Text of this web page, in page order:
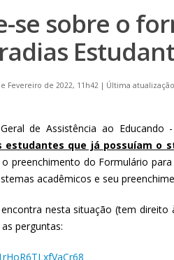
se sobre o
Fevereiro de 2022, 11h42 | Última
de Assistência ao
estudantes que já possuíam o
preenchimento do Formulário
acadêmicos e seu
nesta situação (tem
perguntas: